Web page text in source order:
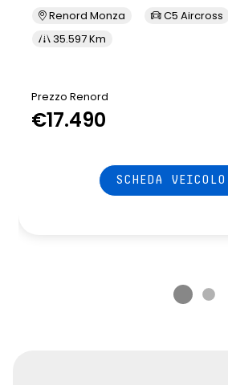
Renord Monza C5 Aircross
35.597 Km
Prezzo Renord
€17.490
SCHEDA VEICOLO